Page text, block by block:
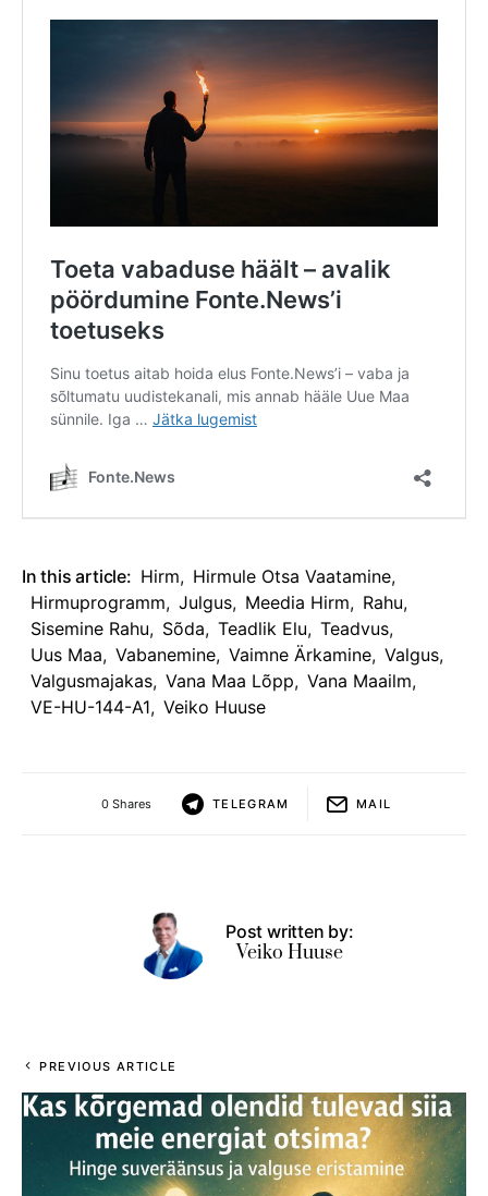
In this article: Hirm, Hirmule Otsa Vaatamine,
Hirmuprogramm, Julgus, Meedia Hirm, Rahu,
Sisemine Rahu, Sõda, Teadlik Elu, Teadvus,
Uus Maa, Vabanemine, Vaimne Ärkamine, Valgus,
Valgusmajakas, Vana Maa Lõpp, Vana Maailm,
VE-HU-144-A1, Veiko Huuse
0 Shares TELEGRAM MAIL
Post written by:
Veiko Huuse
PREVIOUS ARTICLE